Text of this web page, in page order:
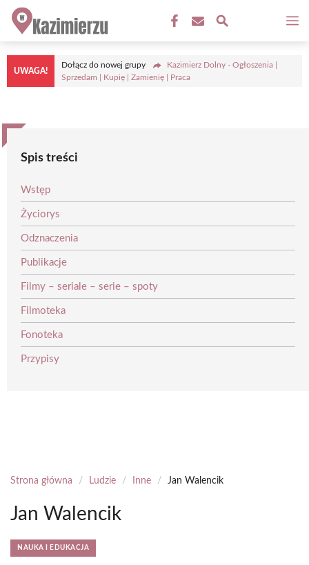
Przejdź
treści
UWAGA!
Dołącz do nowej grupy
Kazimierz Dolny - Ogłoszenia |
Sprzedam | Kupię | Zamienię | Praca
Spis treści
Wstęp
Życiorys
Odznaczenia
Publikacje
Filmy – seriale – serie – spoty
Filmoteka
Fonoteka
Przypisy
Strona główna / Ludzie / Inne / Jan Walencik
Jan Walencik
NAUKA I EDUKACJA